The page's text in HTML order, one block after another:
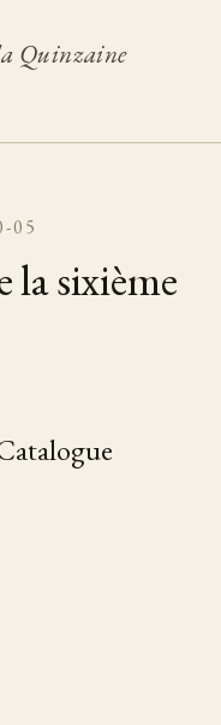
Quinzaine
05
la sixième